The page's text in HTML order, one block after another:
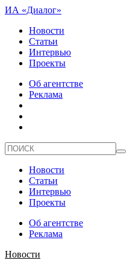
ИА «Диалог»
Новости
Статьи
Интервью
Проекты
Об агентстве
Реклама
Новости
Статьи
Интервью
Проекты
Об агентстве
Реклама
Новости